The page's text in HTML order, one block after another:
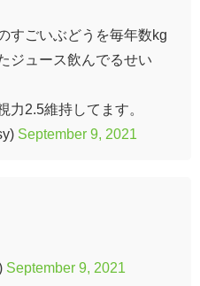
すごいぶどうを毎年数kg
ジュース飲んでるせい
力2.5維持してます。
September 9, 2021
September 9, 2021